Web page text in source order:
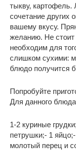
тыкву, картофель.
сочетание других
вашему вкусу.
желанию. Не
необходим для
слишком сухими:
блюдо получится
Попробуйте
Для данного
1-2 куриные
петрушки;- 1
молотый перец и